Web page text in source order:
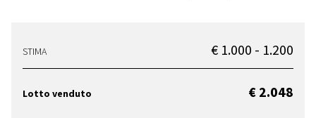
STIMA € 1.000 - 1.200
Lotto venduto € 2.048